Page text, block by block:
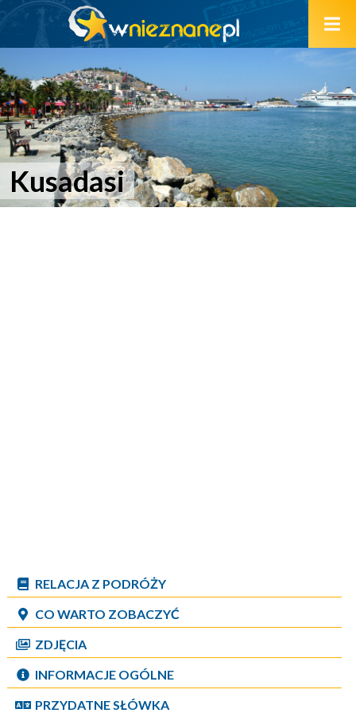
Kusadasi
RELACJA Z PODRÓŻY
CO WARTO ZOBACZYĆ
ZDJĘCIA
INFORMACJE OGÓLNE
PRZYDATNE SŁÓWKA